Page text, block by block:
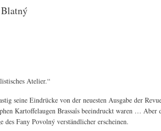
Atelier.“
seine Eindrücke von der neuesten Ausgabe der
Kartoffelaugen Brassaîs beeindruckt waren … Aber
des Fany Povolný verständlicher erscheinen.